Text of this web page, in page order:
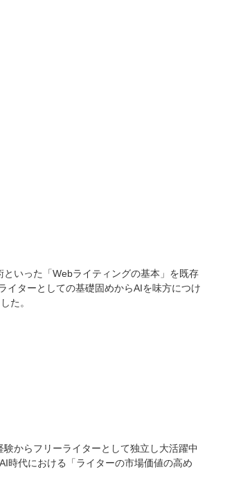
いった「Webライティングの基本」を既存
イターとしての基礎固めからAIを味方につけ
た。
からフリーライターとして独立し大活躍中
時代における「ライターの市場価値の高め